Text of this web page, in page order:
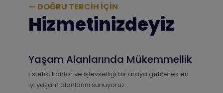
— DOĞRU TERCİH İÇİN
Hizmetinizdeyiz
Yaşam Alanlarında Mükemmellik
Estetik, konfor ve işlevselliği bir araya getirerek en
iyi yaşam alanlarını sunuyoruz.